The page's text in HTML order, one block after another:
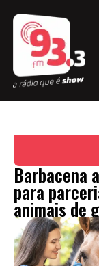
Barbacena
para
animais de